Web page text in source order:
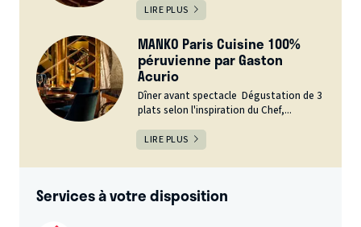
LIRE PLUS
MANKO Paris Cuisine 100%
péruvienne par Gaston
Acurio
Dîner avant spectacle Dégustation de 3
plats selon l'inspiration du Chef,...
LIRE PLUS
Services à votre disposition